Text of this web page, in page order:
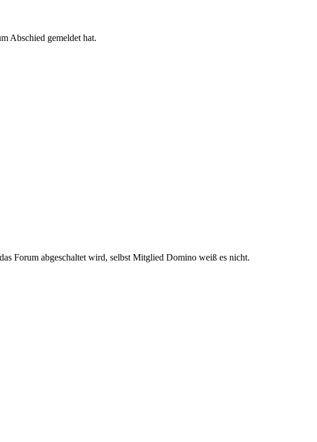
Abschied gemeldet hat.
Forum abgeschaltet wird, selbst Mitglied Domino weiß es nicht.